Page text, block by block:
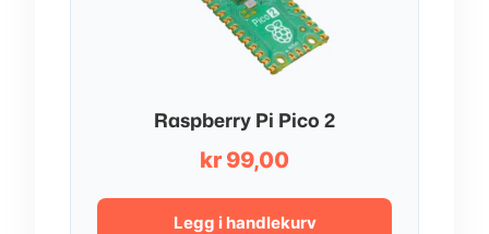
Raspberry Pi Pico 2
kr 99,00
Legg i handlekurv